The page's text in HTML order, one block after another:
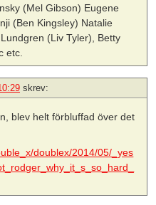
(Mel Gibson) Eugene
(Ben Kingsley) Natalie
(Liv Tyler), Betty
etc.
skrev:
blev helt förbluffad över det
doublex/2014/05/_yes